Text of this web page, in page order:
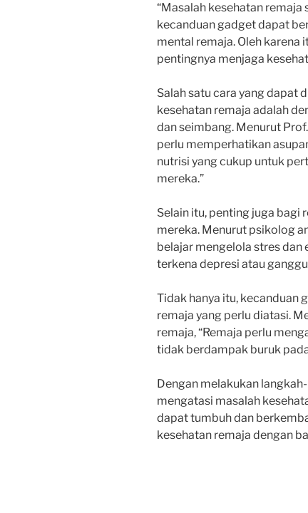
“Masalah kesehatan
kecanduan gadget dapat
mental remaja. Oleh karena
pentingnya menjaga
Salah satu cara yang dapat
kesehatan remaja adalah
dan seimbang. Menurut
perlu memperhatikan
nutrisi yang cukup untuk
mereka.”
Selain itu, penting juga bagi
mereka. Menurut psikolog
belajar mengelola stres
terkena depresi atau
Tidak hanya itu, kecanduan
remaja yang perlu diatasi.
remaja, “Remaja perlu
tidak berdampak buruk
Dengan melakukan
mengatasi masalah
dapat tumbuh dan
kesehatan remaja dengan